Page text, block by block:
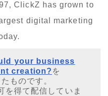
ClickZ has grown to
digital marketing
your business
creation? を
ものです。
を得て配信していま